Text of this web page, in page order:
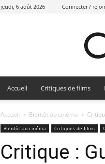
jeudi, 6 août 2026 Connecter /
Accueil Critiques de films
Accueil Bientôt au cinéma
Bientôt au cinéma Critiques de films
Critique :